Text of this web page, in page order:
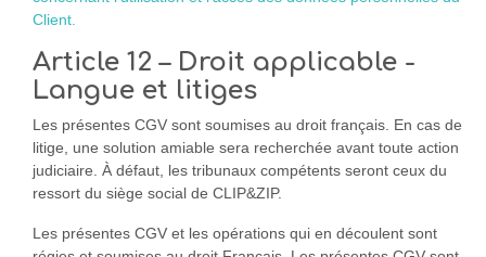
Client.
Article 12 – Droit applicable -
Langue et litiges
Les présentes CGV sont soumises au droit français. En cas de
litige, une solution amiable sera recherchée avant toute action
judiciaire. À défaut, les tribunaux compétents seront ceux du
ressort du siège social de CLIP&ZIP.
Les présentes CGV et les opérations qui en découlent sont